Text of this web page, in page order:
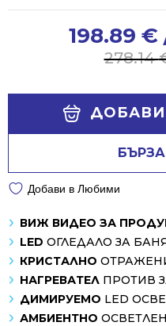
278.14
278.14 €
198.89 €
198.89 €
Добави в Любими
ВИЖ ВИДЕО ЗА
LED ОГЛЕДАЛО ЗА
КРИСТАЛНО
НАГРЕВАТЕЛ ПРОТИВ
ДИМИРУЕМО LED
АМБИЕНТНО